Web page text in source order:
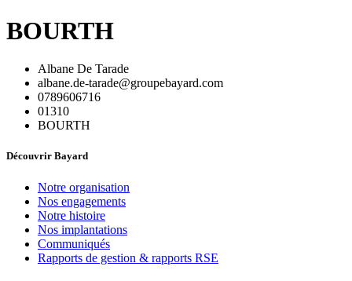
BOURTH
Albane De Tarade
albane.de-tarade@groupebayard.com
0789606716
01310
BOURTH
Découvrir Bayard
Notre organisation
Nos engagements
Notre histoire
Nos implantations
Communiqués
Rapports de gestion & rapports RSE